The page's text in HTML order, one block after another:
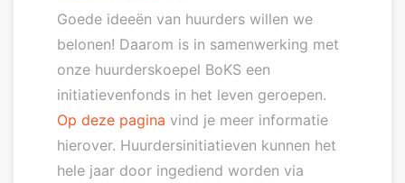
Goede ideeën van huurders willen we
belonen! Daarom is in samenwerking met
onze huurderskoepel BoKS een
initiatievenfonds in het leven geroepen.
Op deze pagina vind je meer informatie
hierover. Huurdersinitiatieven kunnen het
hele jaar door ingediend worden via